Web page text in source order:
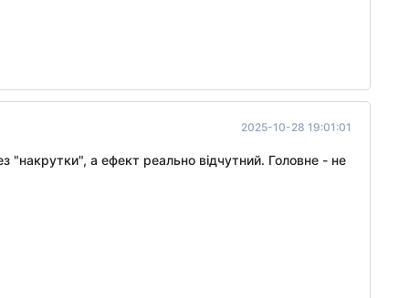
2025-10-28 19:01:01
"накрутки", а ефект реально відчутний. Головне - не